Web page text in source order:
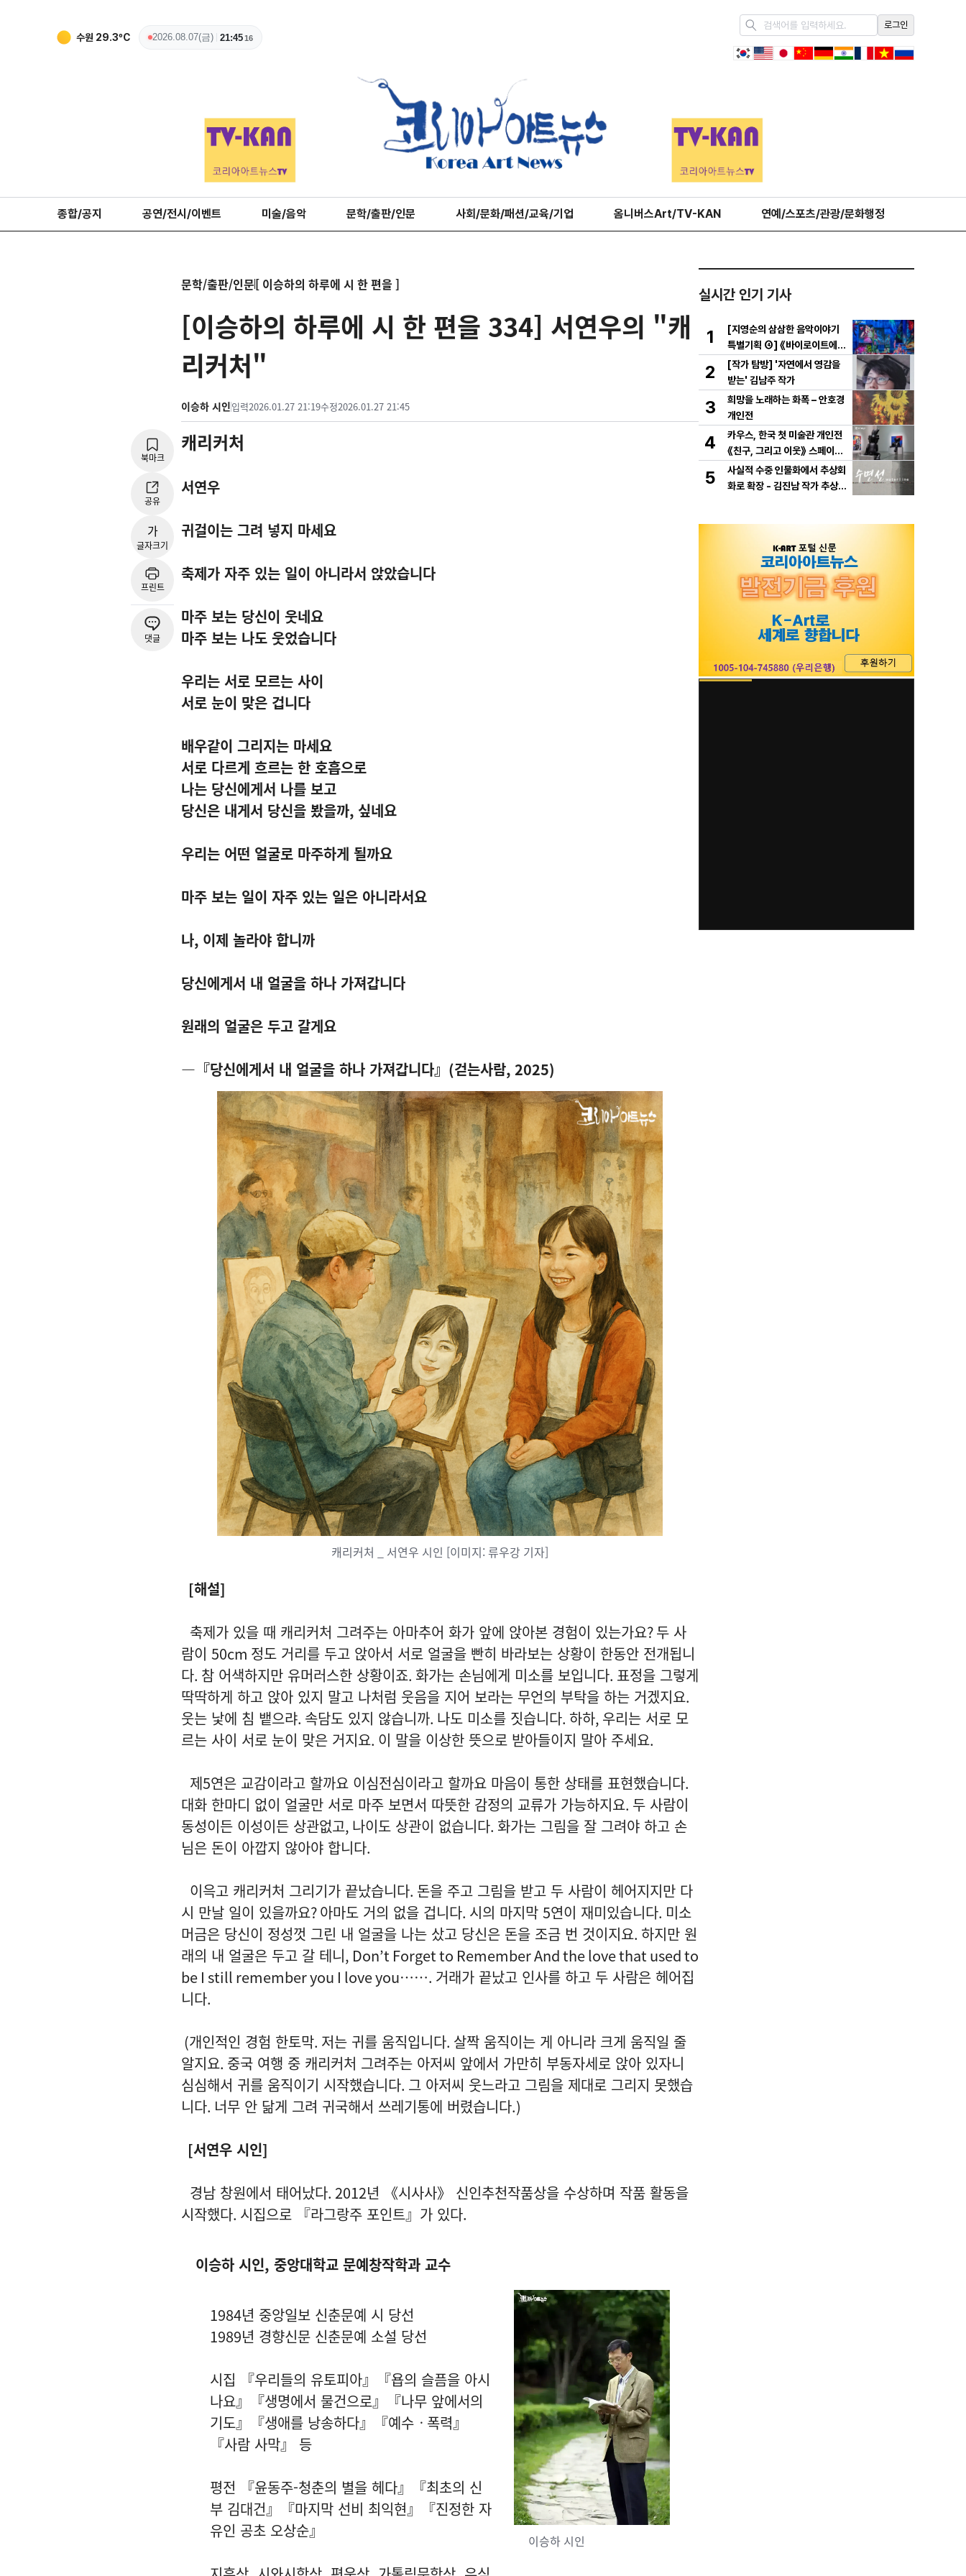
수원 29.3ºC 2026.08.07(금) 21:4517
로그인
종합/공지 공연/전시/이벤트 미술/음악 문학/출판/인문 사회/문화/패션/교육/기업 옴니버스Art/TV-KAN 연예/스포츠/관광/문화행정
문학/출판/인문[ 이승하의 하루에 시 한 편을 ]
[이승하의 하루에 시 한 편을 334] 서연우의 "캐
리커처"
이승하 시인입력2026.01.27 21:19수정2026.01.27 21:45
북마크
공유
가
글자크기
프린트
댓글
캐리커처
서연우
귀걸이는 그려 넣지 마세요
축제가 자주 있는 일이 아니라서 앉았습니다
마주 보는 당신이 웃네요
마주 보는 나도 웃었습니다
우리는 서로 모르는 사이
서로 눈이 맞은 겁니다
배우같이 그리지는 마세요
서로 다르게 흐르는 한 호흡으로
나는 당신에게서 나를 보고
당신은 내게서 당신을 봤을까, 싶네요
우리는 어떤 얼굴로 마주하게 될까요
마주 보는 일이 자주 있는 일은 아니라서요
나, 이제 놀라야 합니까
당신에게서 내 얼굴을 하나 가져갑니다
원래의 얼굴은 두고 갈게요
―『당신에게서 내 얼굴을 하나 가져갑니다』 (걷는사람, 2025)
캐리커처 _ 서연우 시인 [이미지: 류우강 기자]
[해설]
축제가 있을 때 캐리커처 그려주는 아마추어 화가 앞에 앉아본 경험이 있는가요?두 사
람이 50cm 정도 거리를 두고 앉아서 서로 얼굴을 빤히 바라보는 상황이 한동안 전개됩니
다. 참 어색하지만 유머러스한 상황이죠. 화가는 손님에게 미소를 보입니다. 표정을 그렇게
딱딱하게 하고 앉아 있지 말고 나처럼 웃음을 지어 보라는 무언의 부탁을 하는 거겠지요.
웃는 낯에 침 뱉으랴. 속담도 있지 않습니까. 나도 미소를 짓습니다. 하하, 우리는 서로 모
르는 사이 서로 눈이 맞은 거지요. 이 말을 이상한 뜻으로 받아들이지 말아 주세요.
제5연은 교감이라고 할까요 이심전심이라고 할까요 마음이 통한 상태를 표현했습니다.
대화 한마디 없이 얼굴만 서로 마주 보면서 따뜻한 감정의 교류가 가능하지요. 두 사람이
동성이든 이성이든 상관없고, 나이도 상관이 없습니다. 화가는 그림을 잘 그려야 하고 손
님은 돈이 아깝지 않아야 합니다.
이윽고 캐리커처 그리기가 끝났습니다. 돈을 주고 그림을 받고 두 사람이 헤어지지만 다
시 만날 일이 있을까요?아마도 거의 없을 겁니다. 시의 마지막 5연이 재미있습니다. 미소
머금은 당신이 정성껏 그린 내 얼굴을 나는 샀고 당신은 돈을 조금 번 것이지요. 하지만 원
래의 내 얼굴은 두고 갈 테니, Don’t Forget to Remember And the love that used to
be I still remember you I love you……. 거래가 끝났고 인사를 하고 두 사람은 헤어집
니다.
(개인적인 경험 한토막. 저는 귀를 움직입니다. 살짝 움직이는 게 아니라 크게 움직일 줄
알지요. 중국 여행 중 캐리커처 그려주는 아저씨 앞에서 가만히 부동자세로 앉아 있자니
심심해서 귀를 움직이기 시작했습니다. 그 아저씨 웃느라고 그림을 제대로 그리지 못했습
니다. 너무 안 닮게 그려 귀국해서 쓰레기통에 버렸습니다.)
[서연우 시인]
경남 창원에서 태어났다. 2012년 《시사사》 신인추천작품상을 수상하며 작품 활동을
시작했다. 시집으로 『라그랑주 포인트』가 있다.
이승하 시인, 중앙대학교 문예창작학과 교수
이승하 시인
1984년 중앙일보 신춘문예 시 당선
1989년 경향신문 신춘문예 소설 당선
시집 『우리들의 유토피아』『욥의 슬픔을 아시
나요』『생명에서 물건으로』『나무 앞에서의
기도』『생애를 낭송하다』『예수ㆍ폭력』
『사람 사막』 등
평전 『윤동주-청춘의 별을 헤다』『최초의 신
부 김대건』『마지막 선비 최익현』『진정한 자
유인 공초 오상순』
실시간 인기 기사
1
[지영순의 삼삼한 음악이야기
특별기획 ④] 《바이로이트에서
만난 바그너》
2
[작가 탐방] '자연에서 영감을
받는' 김남주 작가
3
희망을 노래하는 화폭 – 안호경
개인전
4
카우스, 한국 첫 미술관 개인전
《친구, 그리고 이웃》 스페이스
K 서울에서 개최
5
사실적 수중 인물화에서 추상회
화로 확장 - 김진남 작가 추상